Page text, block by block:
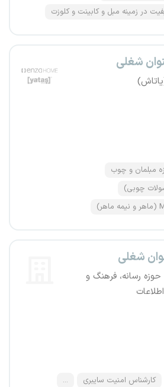
در زمینه مبل و کابینت و کلوزت
مبلمان و چوب
چوبی)
رسانه، فرهنگ و
کارشناس امنیت سایبری ...